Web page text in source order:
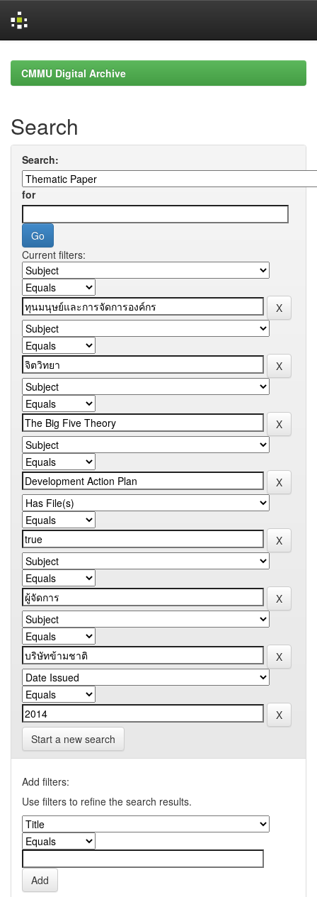
navigationCMMU Digital Archive
Search
Search:
for
Current filters:
Start a new search
Add filters:
Use filters to refine the search results.